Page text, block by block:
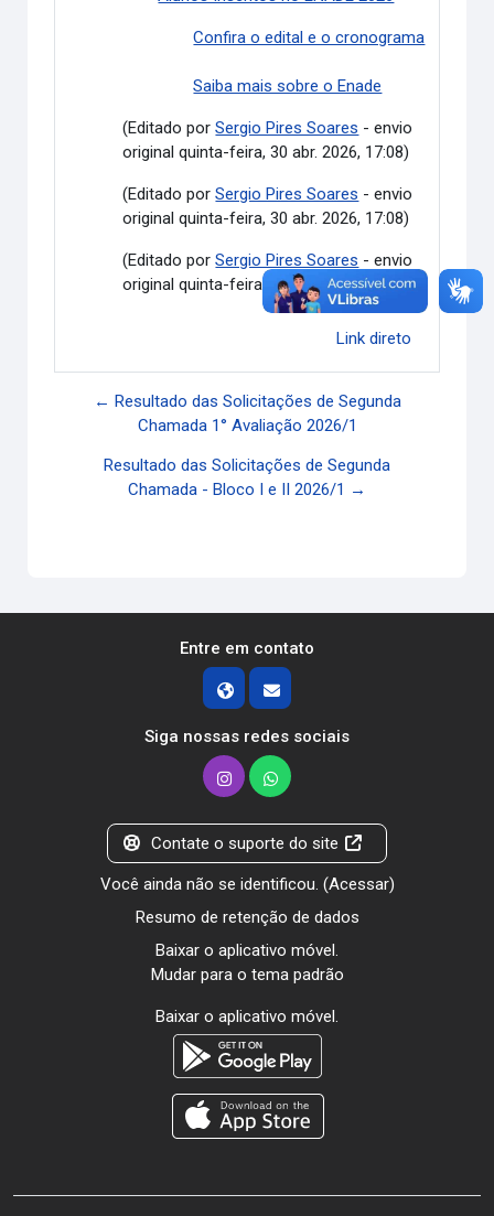
Confira o edital e o cronograma
Saiba mais sobre o Enade
(Editado porSergio Pires Soares - envio
original quinta-feira, 30 abr. 2026, 17:08)
(Editado porSergio Pires Soares - envio
original quinta-feira, 30 abr. 2026, 17:08)
(Editado porSergio Pires Soares - envio
original quinta-feira, 30 abr. 2026, 17:08)
Link direto
← Resultado das Solicitações de Segunda
Chamada 1° Avaliação 2026/1
Resultado das Solicitações de Segunda
Chamada - Bloco I e II 2026/1 →
Entre em contato
Siga nossas redes sociais
Contate o suporte do site
Você ainda não se identificou. (Acessar)
Resumo de retenção de dados
Baixar o aplicativo móvel.
Mudar para o tema padrão
Baixar o aplicativo móvel.